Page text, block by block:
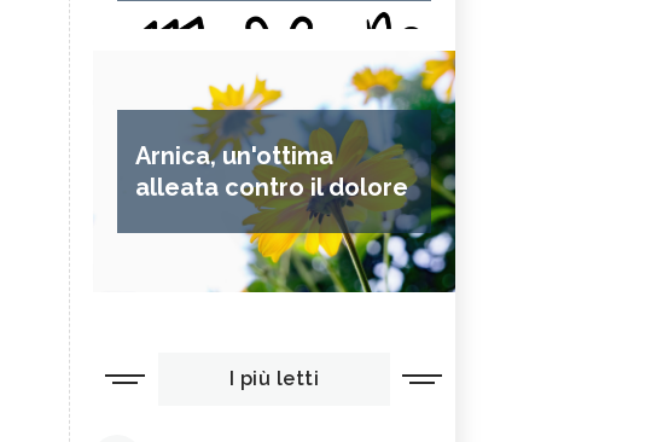
Arnica, un'ottima
alleata contro il dolore
I più letti